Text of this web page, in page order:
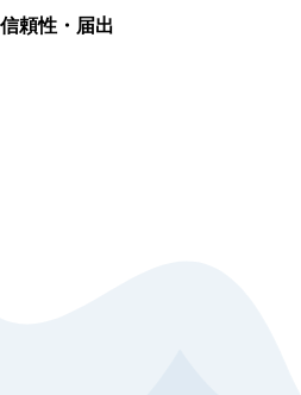
信頼性・届出